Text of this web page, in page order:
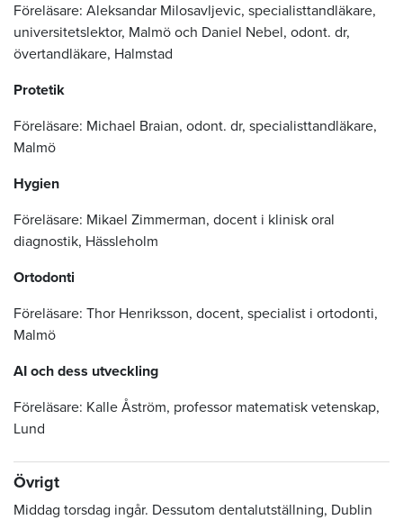
Föreläsare: Aleksandar Milosavljevic, specialisttandläkare,
universitetslektor, Malmö och Daniel Nebel, odont. dr,
övertandläkare, Halmstad
Protetik
Föreläsare: Michael Braian, odont. dr, specialisttandläkare,
Malmö
Hygien
Föreläsare: Mikael Zimmerman, docent i klinisk oral
diagnostik, Hässleholm
Ortodonti
Föreläsare: Thor Henriksson, docent, specialist i ortodonti,
Malmö
AI och dess utveckling
Föreläsare: Kalle Åström, professor matematisk vetenskap,
Lund
Övrigt
Middag torsdag ingår. Dessutom dentalutställning, Dublin